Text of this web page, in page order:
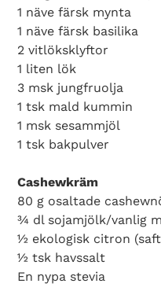
1 näve färsk mynta
1 näve färsk basilika
2 vitlöksklyftor
1 liten lök
3 msk jungfruolja
1 tsk mald kummin
1 msk sesammjöl
1 tsk bakpulver
Cashewkräm
80 g osaltade
¾ dl sojamjölk/vanlig
½ ekologisk citron
½ tsk havssalt
En nypa stevia